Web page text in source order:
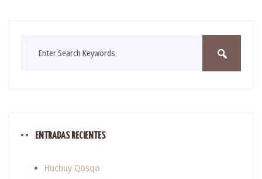
ENTRADAS RECIENTES
Huchuy Qosqo